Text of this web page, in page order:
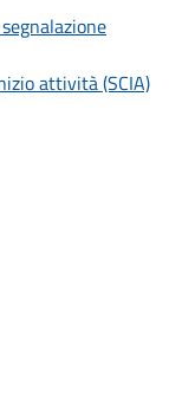
attività (SCIA)